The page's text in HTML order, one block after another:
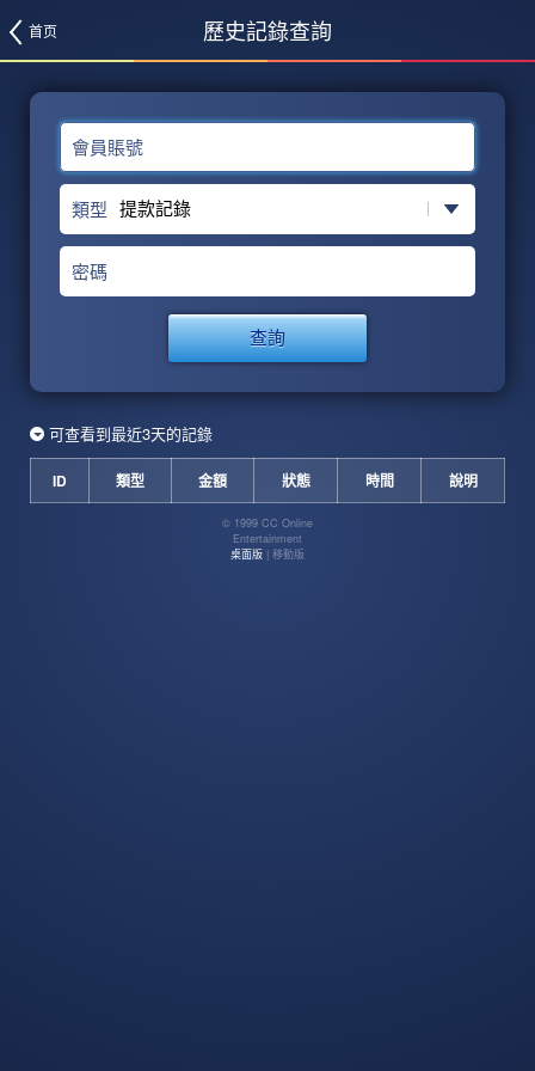
首页 歷史記錄查詢
會員賬號
類型
密碼
查詢
可查看到最近3天的記錄
ID 類型 金額 狀態 時間 說明
© 1999 CC Online
Entertainment
桌面版 | 移動版